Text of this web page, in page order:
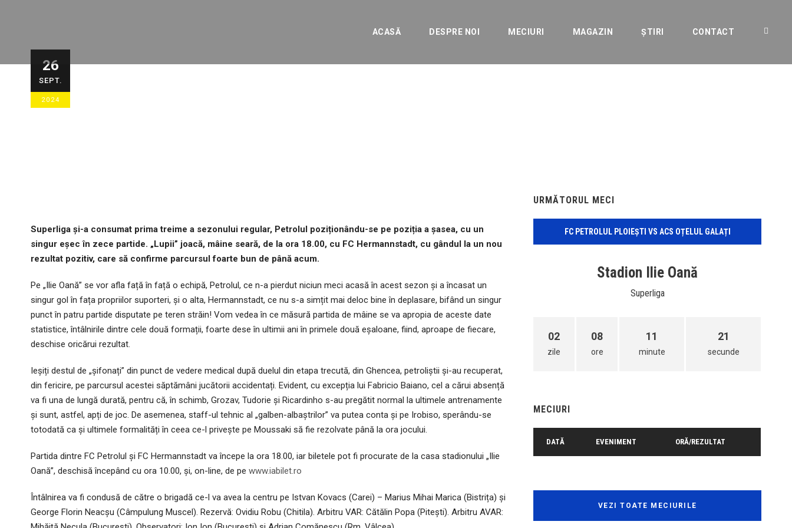
ACASĂ DESPRE NOI MECIURI MAGAZIN ȘTIRI CONTACT
26
SEPT.
2024
FC Petrolul – FC Hermannstadt/Al „11”-lea val!
Superliga și-a consumat prima treime a sezonului regular, Petrolul poziționându-se pe poziția a șasea, cu un
singur eșec în zece partide. „Lupii” joacă, mâine seară, de la ora 18.00, cu FC Hermannstadt, cu gândul la un nou
rezultat pozitiv, care să confirme parcursul foarte bun de până acum.
Pe „Ilie Oană” se vor afla față în față o echipă, Petrolul, ce n-a pierdut niciun meci acasă în acest sezon și a încasat un
singur gol în fața propriilor suporteri, și o alta, Hermannstadt, ce nu s-a simțit mai deloc bine în deplasare, bifând un singur
punct în patru partide disputate pe teren străin! Vom vedea în ce măsură partida de mâine se va apropia de aceste date
statistice, întâlnirile dintre cele două formații, foarte dese în ultimii ani în primele două eșaloane, fiind, aproape de fiecare,
deschise oricărui rezultat.
Ieșiți destul de „șifonați” din punct de vedere medical după duelul din etapa trecută, din Ghencea, petroliștii și-au recuperat,
din fericire, pe parcursul acestei săptămâni jucătorii accidentați. Evident, cu excepția lui Fabricio Baiano, cel a cărui absență
va fi una de lungă durată, pentru că, în schimb, Grozav, Tudorie și Ricardinho s-au pregătit normal la ultimele antrenamente
și sunt, astfel, apți de joc. De asemenea, staff-ul tehnic al „galben-albaștrilor” va putea conta și pe Irobiso, sperându-se
totodată ca și ultimele formalități în ceea ce-l privește pe Moussaki să fie rezolvate până la ora jocului.
Partida dintre FC Petrolul și FC Hermannstadt va începe la ora 18.00, iar biletele pot fi procurate de la casa stadionului „Ilie
Oană”, deschisă începând cu ora 10.00, și, on-line, de pe www.iabilet.ro
Întâlnirea va fi condusă de către o brigadă ce-l va avea la centru pe Istvan Kovacs (Carei) – Marius Mihai Marica (Bistrița) și
George Florin Neacșu (Câmpulung Muscel). Rezervă: Ovidiu Robu (Chitila). Arbitru VAR: Cătălin Popa (Pitești). Arbitru AVAR:
URMĂTORUL MECI
FC PETROLUL PLOIEȘTI VS ACS OȚELUL GALAȚI
Stadion Ilie Oană
Superliga
02
zile
08
ore
11
minute
21
secunde
MECIURI
DATĂ EVENIMENT ORĂ/REZULTAT
VEZI TOATE MECIURILE